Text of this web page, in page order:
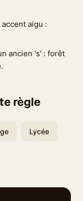
aigu :
ancien 's' : forêt
règle
Lycée